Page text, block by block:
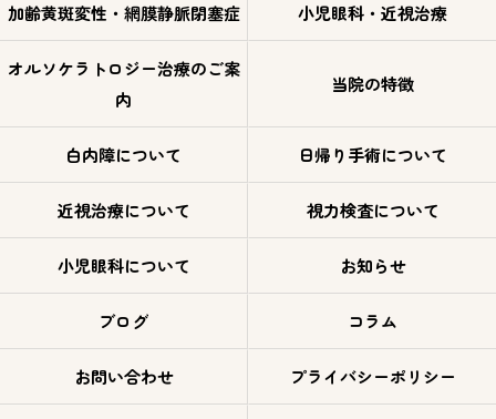
加齢黄斑変性・網膜静脈閉塞症 小児眼科・近視治療
オルソケラトロジー治療のご案
内
当院の特徴
白内障について 日帰り手術について
近視治療について 視力検査について
小児眼科について お知らせ
ブログ コラム
お問い合わせ プライバシーポリシー